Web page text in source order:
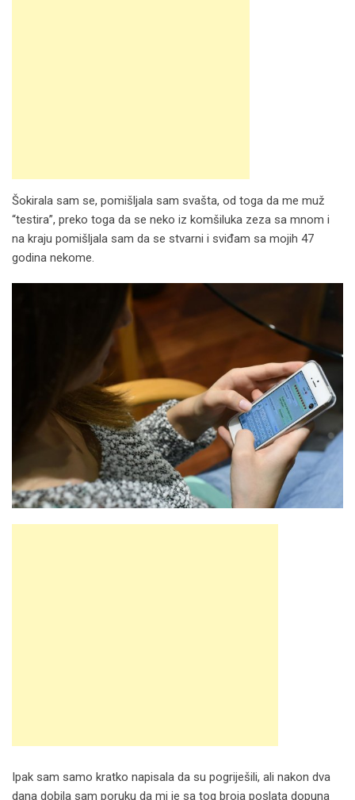
Šokirala sam se, pomišljala sam svašta, od toga da me muž
“testira”, preko toga da se neko iz komšiluka zeza sa mnom i
na kraju pomišljala sam da se stvarni i sviđam sa mojih 47
godina nekome.
Ipak sam samo kratko napisala da su pogriješili, ali nakon dva
dana dobila sam poruku da mi je sa tog broja poslata dopuna